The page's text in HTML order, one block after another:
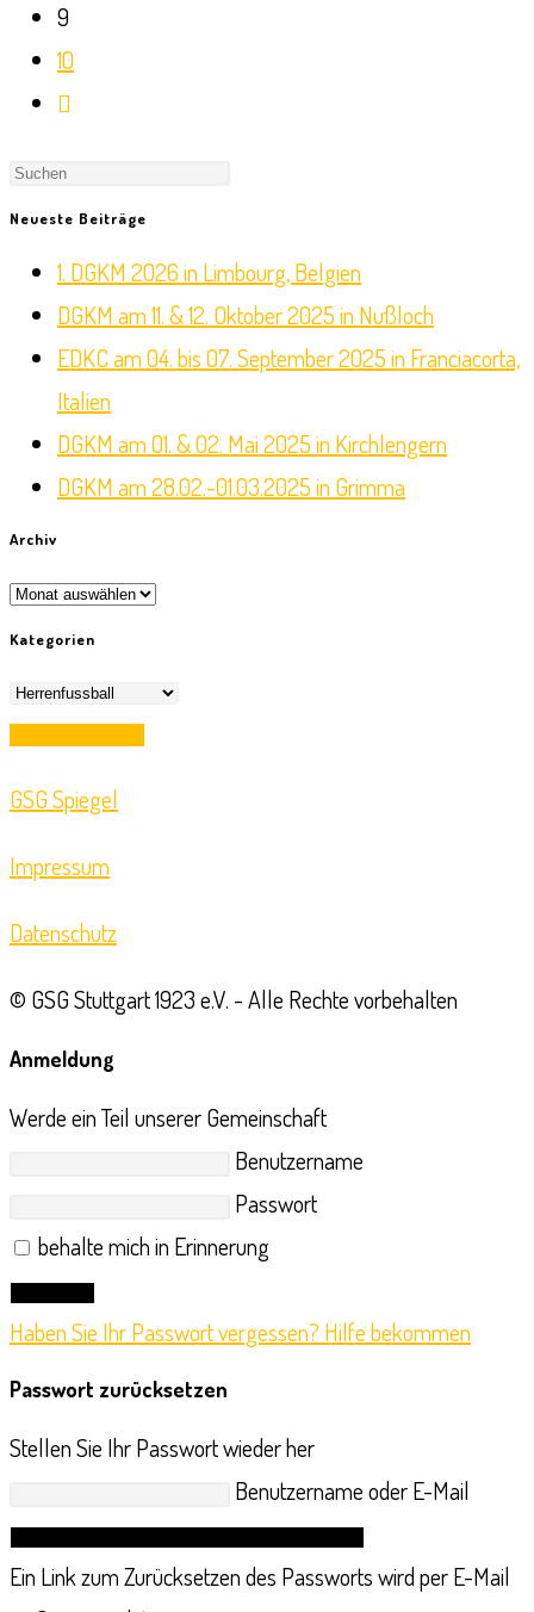
9
10
Zur
Seite
search
Neueste Beiträge
1. DGKM 2026 in Limbourg, Belgien
DGKM am 11. & 12. Oktober 2025 in Nußloch
EDKC am 04. bis 07. September 2025 in Franciacorta,
Italien
DGKM am 01. & 02. Mai 2025 in Kirchlengern
DGKM am 28.02.-01.03.2025 in Grimma
Archiv
Archiv
Kategorien
Kategorien
Opens
GSG Spiegel
Impressum
Datenschutz
© GSG Stuttgart 1923 e.V. - Alle Rechte vorbehalten
Anmeldung
Werde ein Teil unserer Gemeinschaft
Benutzername
Passwort
behalte mich in Erinnerung
Haben Sie Ihr Passwort vergessen? Hilfe bekommen
Passwort zurücksetzen
Stellen Sie Ihr Passwort wieder her
Benutzername oder E-Mail
Ein Link zum Zurücksetzen des Passworts wird per E-Mail